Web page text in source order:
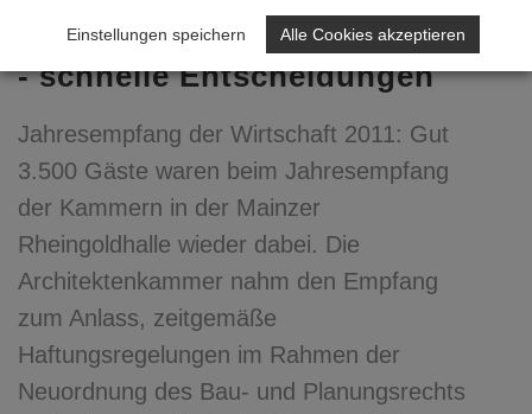
Nötige Regeln - gute Bildung
- schnelle Entscheidungen
Jahresempfang der Wirtschaft 2011: Gut
3.500 Gäste waren beim Jahresempfang
der Kammern in der Mainzer
Rheingoldhalle wieder dabei. Die
Architektenkammer nahm den Empfang
zum Anlass, zeitgemäße
Haftungsregelungen im Rahmen der
Neuordnung des Bau- und Planungsrechts
Einstellungen speichern Alle Cookies akzeptieren